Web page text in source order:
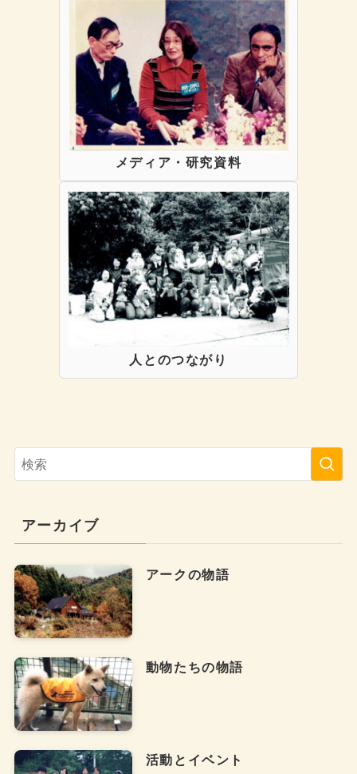
メディア・研究資料
人とのつながり
アーカイブ
アークの物語
動物たちの物語
活動とイベント